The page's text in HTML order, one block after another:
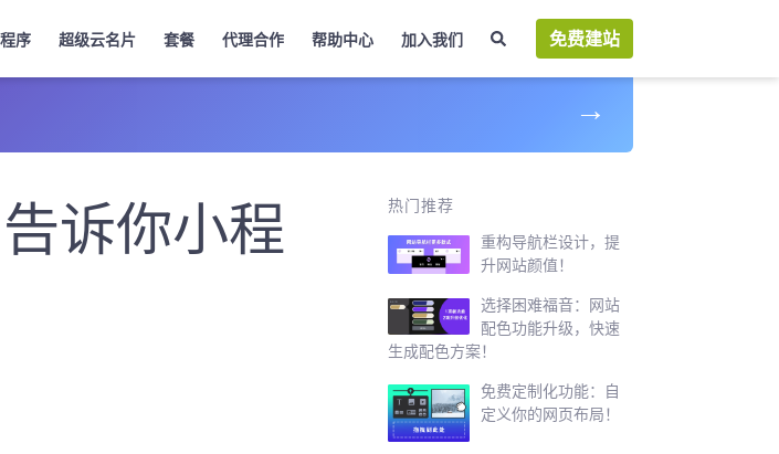
序 超级云名片 套餐 代理合作 帮助中心 加入我们 免费建站
→
诉你小程
热门推荐
重构导航栏设计，提
升网站颜值！
选择困难福音：网站
配色功能升级，快速
生成配色方案！
免费定制化功能：自
定义你的网页布局！